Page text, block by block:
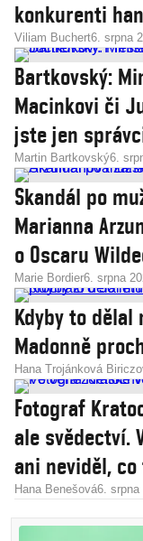
konkurenti
Viliam Buchert6. srpna
Bartkovský:
Macinkovi či
jste jen
Martin Bartkovský6.
Skandál po
Marianna
o Oscaru
Marie Bordier6. srpna
Kdyby to dělal
Madonně
Hana Trojánková
Fotograf
ale svědectví.
ani neviděl,
Hana Benešová6. srpna